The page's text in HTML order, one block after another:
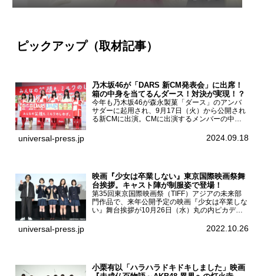
ザイン
ピックアップ（取材記事）
乃木坂46が「DARS 新CM発表会」に出席！
箱の中身を当てるんダース！対決が実現！？
今年も乃木坂46が森永製菓「ダース」のアンバ
サダーに起用され、9月17日（火）から公開され
る新CMに出演。CMに出演するメンバーの中か
一ノ瀬美空、菅原咲月が都内にて開催された
universal-press.jp 2024.09.18
映画『少女は卒業しない』東京国際映画祭舞
台挨拶。キャスト陣が制服姿で登場！
第35回東京国際映画祭（TIFF）アジアの未来部
門作品で、来年公開予定の映画『少女は卒業しな
い』舞台挨拶が10月26日（水）丸の内ピカデリ
宮山莉渚、中井友望、監督の中川駿が登壇。映画
universal-press.jp 2022.10.26
小栗有以「ハラハラドキドキしました」映画